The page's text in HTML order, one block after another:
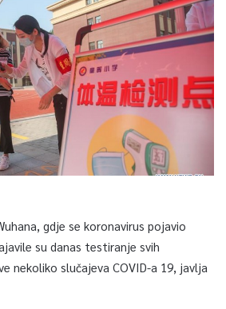
gdje se koronavirus pojavio
su danas testiranje svih
nekoliko slučajeva COVID-a 19, javlja